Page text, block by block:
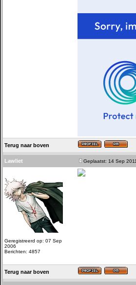
Terug naar boven
Lawliet Geplaatst: 14 Sep
Geregistreerd op: 07 Sep
2006
Berichten: 4857
Terug naar boven